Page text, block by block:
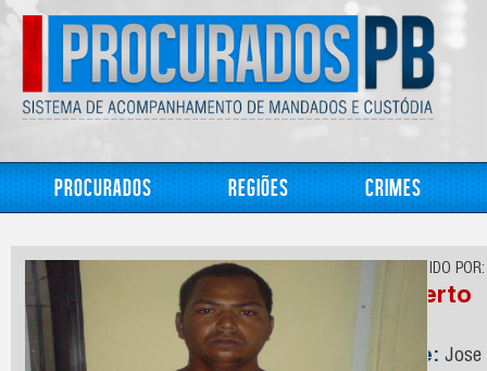
Procurados Regiões Crimes
CONHECIDO POR:
Roberto
Nome: Jose